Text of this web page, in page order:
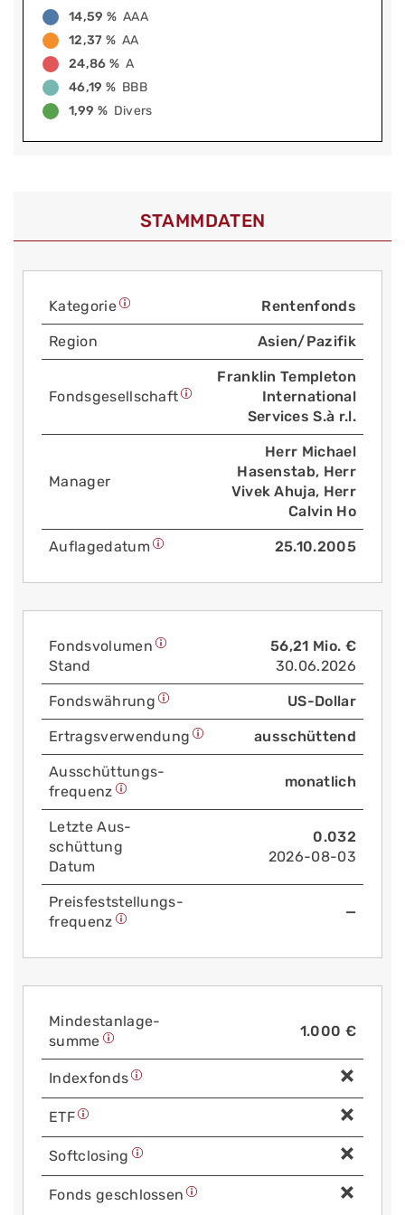
14,59 % AAA
12,37 % AA
24,86 % A
46,19 % BBB
1,99 % Divers
STAMMDATEN
Kategorie Rentenfonds
Region Asien/Pazifik
Fonds­gesellschaft
Franklin Templeton
International
Services S.à r.l.
Manager
Herr Michael
Hasenstab, Herr
Vivek Ahuja, Herr
Calvin Ho
Auflage­datum 25.10.2005
Fonds­volumen
Stand
56,21 Mio. €
30.06.2026
Fonds­währung US-Dollar
Ertrags­verwendung ausschüttend
Aus­schüttungs­
frequenz
monatlich
Letzte Aus­
schüttung
Datum
0.032
2026-08-03
Preis­fest­stellungs­
frequenz
—
Mindest­anlage­
summe
1.000 €
Index­fonds
ETF
Soft­closing
Fonds geschlossen